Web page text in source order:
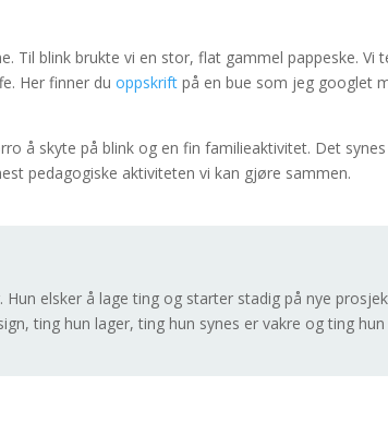
Til blink brukte vi en stor, flat gammel pappeske. Vi
Her finner duoppskriftpå en bue som jeg googlet
å skyte på blink og en fin familieaktivitet. Det
pedagogiske aktiviteten vi kan gjøre sammen.
elsker å lage ting og starter stadig på nye
ting hun lager, ting hun synes er vakre og ting hun